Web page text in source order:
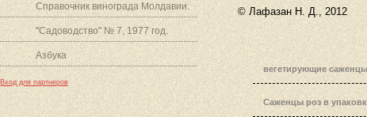
Справочник винограда Молдавии.
"Садоводство" № 7, 1977 год.
Азбука
Вход для партнеров
© Лафазан Н. Д., 2012
вегетирующие саженцы
Саженцы роз в